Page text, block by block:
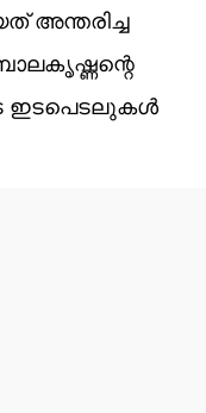
അന്തരിച്ച
ഇടപെടലുകൾ